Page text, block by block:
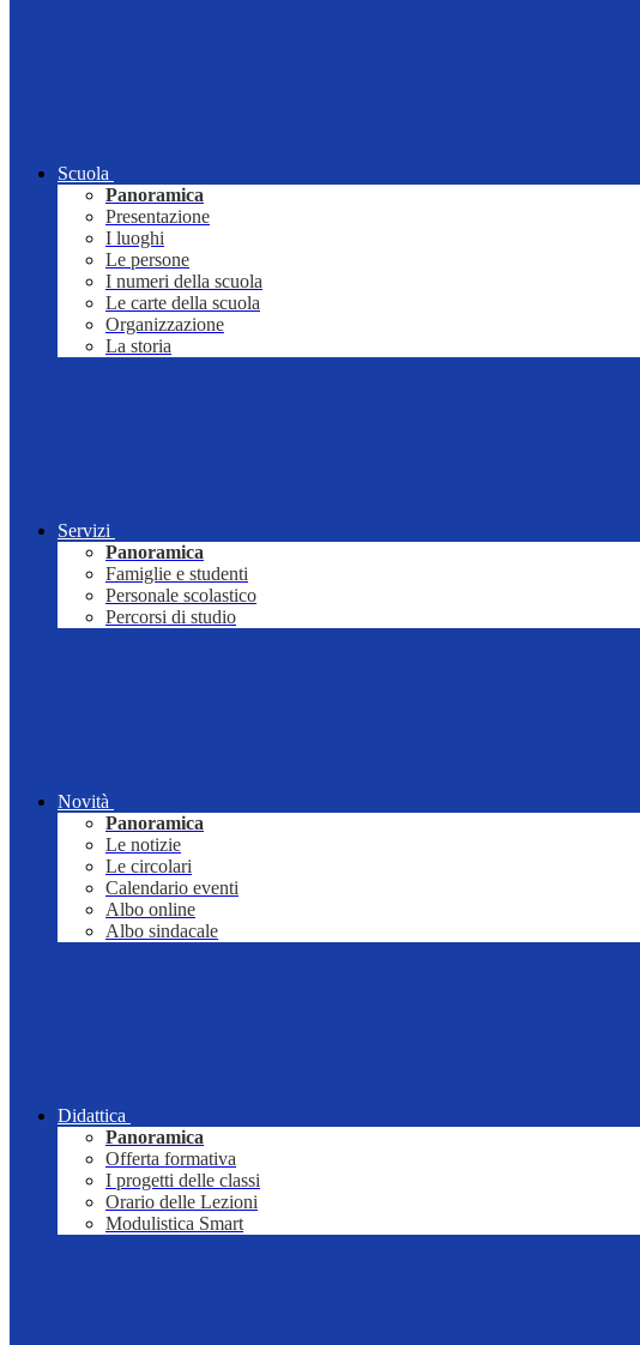
Scuola
Panoramica
Presentazione
I luoghi
Le persone
I numeri della scuola
Le carte della scuola
Organizzazione
La storia
Servizi
Panoramica
Famiglie e studenti
Personale scolastico
Percorsi di studio
Novità
Panoramica
Le notizie
Le circolari
Calendario eventi
Albo online
Albo sindacale
Didattica
Panoramica
Offerta formativa
I progetti delle classi
Orario delle Lezioni
Modulistica Smart